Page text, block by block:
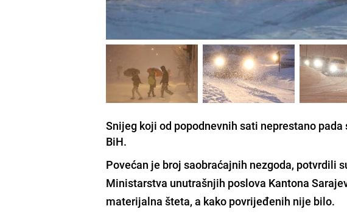
Snijeg koji od popodnevnih sati neprestano
BiH.
Povećan je broj saobraćajnih nezgoda, potvrdili
Ministarstva unutrašnjih poslova Kantona
materijalna šteta, a kako povrijeđenih nije bilo.